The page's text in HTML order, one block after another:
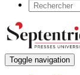
Toggle navigation